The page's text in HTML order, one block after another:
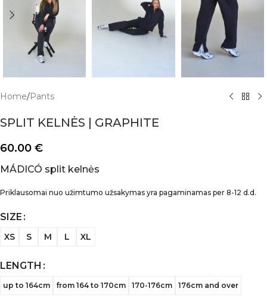
Home/Pants
SPLIT KELNĖS | GRAPHITE
60.00 €
MÁDICÓ split kelnės
Priklausomai nuo užimtumo užsakymas yra pagaminamas per 8-12 d.d.
SIZE
XS S M L XL
LENGTH
up to 164cm from 164 to 170cm 170-176cm 176cm and over